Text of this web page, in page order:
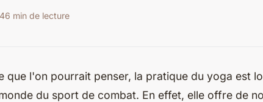
6 min de lecture
que l'on pourrait penser, la pratique du yoga est
du sport de combat. En effet, elle offre de